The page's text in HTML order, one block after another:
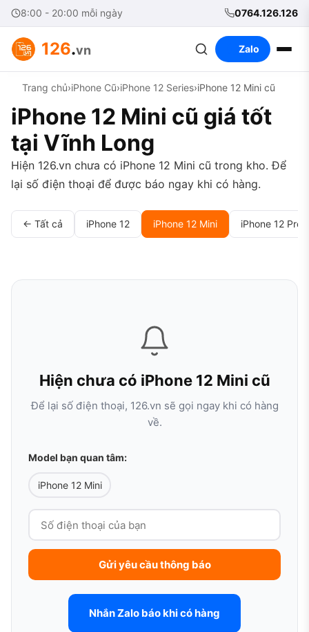
8:00 - 20:00 mỗi ngày 0764.126.126
126.vn Zalo
Trang chủ›iPhone Cũ›iPhone 12 Series›iPhone 12 Mini cũ
iPhone 12 Mini cũ giá tốt
tại Vĩnh Long
Hiện 126.vn chưa có iPhone 12 Mini cũ trong kho. Để
lại số điện thoại để được báo ngay khi có hàng.
← Tất cả iPhone 12 iPhone 12 Mini iPhone 12 Pro
Hiện chưa có iPhone 12 Mini cũ
Để lại số điện thoại, 126.vn sẽ gọi ngay khi có hàng
về.
Model bạn quan tâm:
iPhone 12 Mini
Gửi yêu cầu thông báo
Nhắn Zalo báo khi có hàng